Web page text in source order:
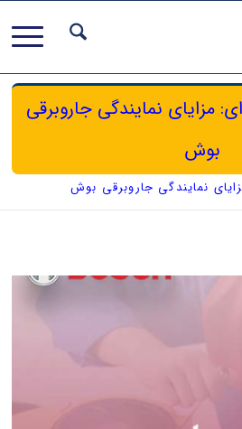
مزایای نمایندگی جاروبرقی
بوش
نمایندگی جاروبرقی بوش